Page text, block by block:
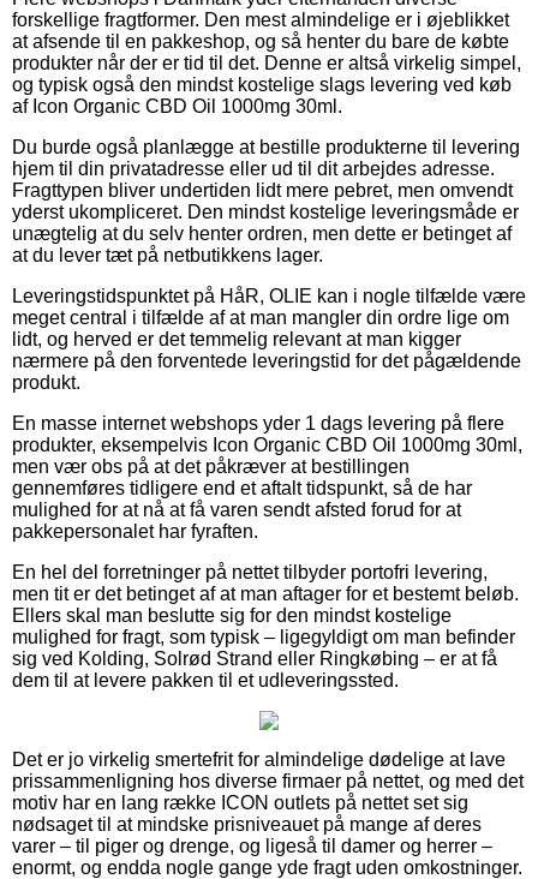
forskellige fragtformer. Den mest almindelige er i øjeblikket
at afsende til en pakkeshop, og så henter du bare de købte
produkter når der er tid til det. Denne er altså virkelig simpel,
og typisk også den mindst kostelige slags levering ved køb
af Icon Organic CBD Oil 1000mg 30ml.
Du burde også planlægge at bestille produkterne til levering
hjem til din privatadresse eller ud til dit arbejdes adresse.
Fragttypen bliver undertiden lidt mere pebret, men omvendt
yderst ukompliceret. Den mindst kostelige leveringsmåde er
unægtelig at du selv henter ordren, men dette er betinget af
at du lever tæt på netbutikkens lager.
Leveringstidspunktet på HåR, OLIE kan i nogle tilfælde være
meget central i tilfælde af at man mangler din ordre lige om
lidt, og herved er det temmelig relevant at man kigger
nærmere på den forventede leveringstid for det pågældende
produkt.
En masse internet webshops yder 1 dags levering på flere
produkter, eksempelvis Icon Organic CBD Oil 1000mg 30ml,
men vær obs på at det påkræver at bestillingen
gennemføres tidligere end et aftalt tidspunkt, så de har
mulighed for at nå at få varen sendt afsted forud for at
pakkepersonalet har fyraften.
En hel del forretninger på nettet tilbyder portofri levering,
men tit er det betinget af at man aftager for et bestemt beløb.
Ellers skal man beslutte sig for den mindst kostelige
mulighed for fragt, som typisk – ligegyldigt om man befinder
sig ved Kolding, Solrød Strand eller Ringkøbing – er at få
dem til at levere pakken til et udleveringssted.
Det er jo virkelig smertefrit for almindelige dødelige at lave
prissammenligning hos diverse firmaer på nettet, og med det
motiv har en lang række ICON outlets på nettet set sig
nødsaget til at mindske prisniveauet på mange af deres
varer – til piger og drenge, og ligeså til damer og herrer –
enormt, og endda nogle gange yde fragt uden omkostninger.